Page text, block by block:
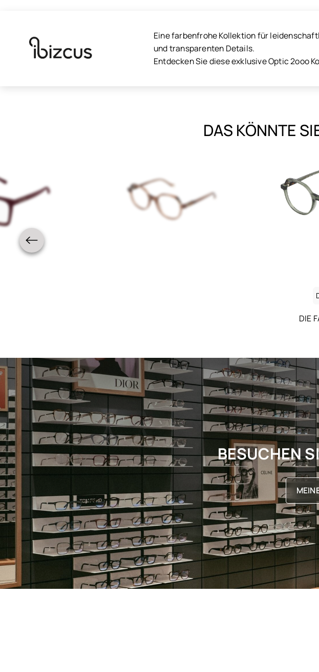
Eine farbenfrohe Kollektion für
und transparenten Details.
Entdecken Sie diese exklusive Optic 2ooo
DAS KÖNNTE
DIE
BESUCHEN